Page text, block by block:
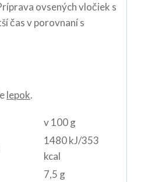
ovsených vločiek s
čas v porovnaní s
lepok.
v 100 g
1480 kJ/353
kcal
7,5 g